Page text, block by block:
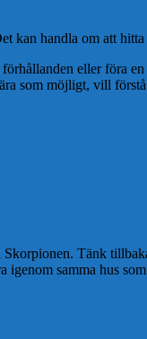
handla om att
eller föra
som möjligt, vill
Tänk
igenom samma hus